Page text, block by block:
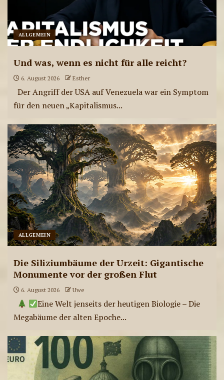
ALLGEMEIN
Und was, wenn es nicht für alle reicht?
6. August 2026 Esther
Der Angriff der USA auf Venezuela war ein Symptom
für den neuen „Kapitalismus...
ALLGEMEIN
Die Siliziumbäume der Urzeit: Gigantische
Monumente vor der großen Flut
6. August 2026 Uwe
Eine Welt jenseits der heutigen Biologie – Die
Megabäume der alten Epoche...